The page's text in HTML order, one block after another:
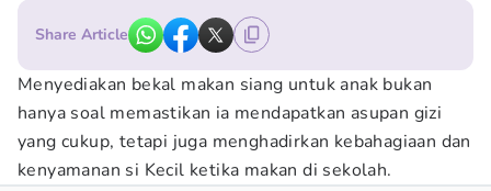
Share Article
Menyediakan bekal makan siang untuk anak bukan
hanya soal memastikan ia mendapatkan asupan gizi
yang cukup, tetapi juga menghadirkan kebahagiaan dan
kenyamanan si Kecil ketika makan di sekolah.